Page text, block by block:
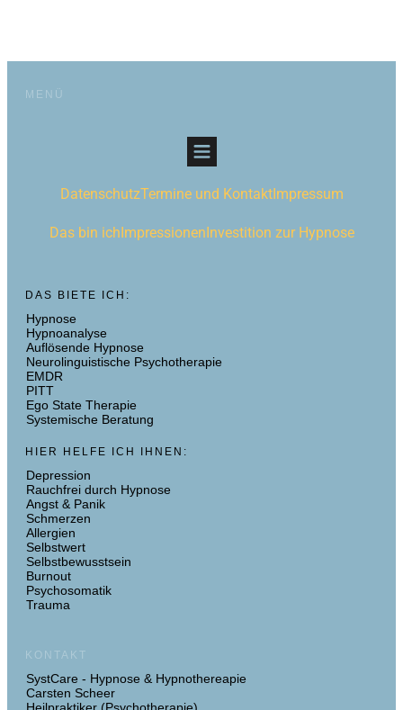
MENÜ
DatenschutzTermine und KontaktImpressum
Das bin ichImpressionenInvestition zur Hypnose
DAS BIETE ICH:
Hypnose
Hypnoanalyse
Auflösende Hypnose
Neurolinguistische Psychotherapie
EMDR
PITT
Ego State Therapie
Systemische Beratung
HIER HELFE ICH IHNEN:
Depression
Rauchfrei durch Hypnose
Angst & Panik
Schmerzen
Allergien
Selbstwert
Selbstbewusstsein
Burnout
Psychosomatik
Trauma
KONTAKT
SystCare - Hypnose & Hypnothereapie
Carsten Scheer
Heilpraktiker (Psychotherapie)